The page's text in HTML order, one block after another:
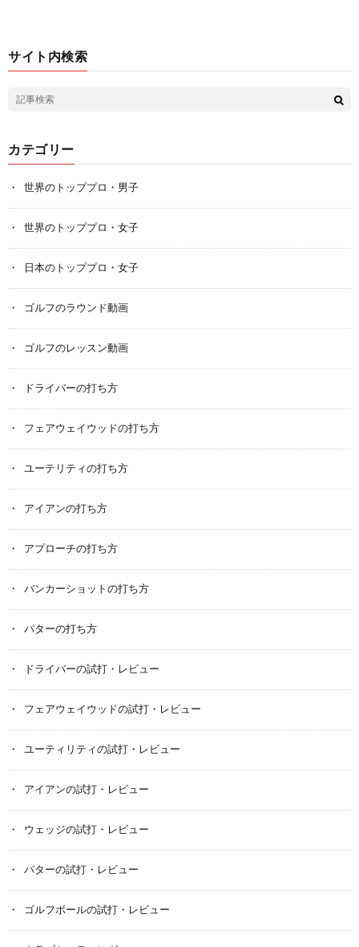
サイト内検索
カテゴリー
世界のトッププロ・男子
世界のトッププロ・女子
日本のトッププロ・女子
ゴルフのラウンド動画
ゴルフのレッスン動画
ドライバーの打ち方
フェアウェイウッドの打ち方
ユーテリティの打ち方
アイアンの打ち方
アプローチの打ち方
バンカーショットの打ち方
パターの打ち方
ドライバーの試打・レビュー
フェアウェイウッドの試打・レビュー
ユーティリティの試打・レビュー
アイアンの試打・レビュー
ウェッジの試打・レビュー
パターの試打・レビュー
ゴルフボールの試打・レビュー